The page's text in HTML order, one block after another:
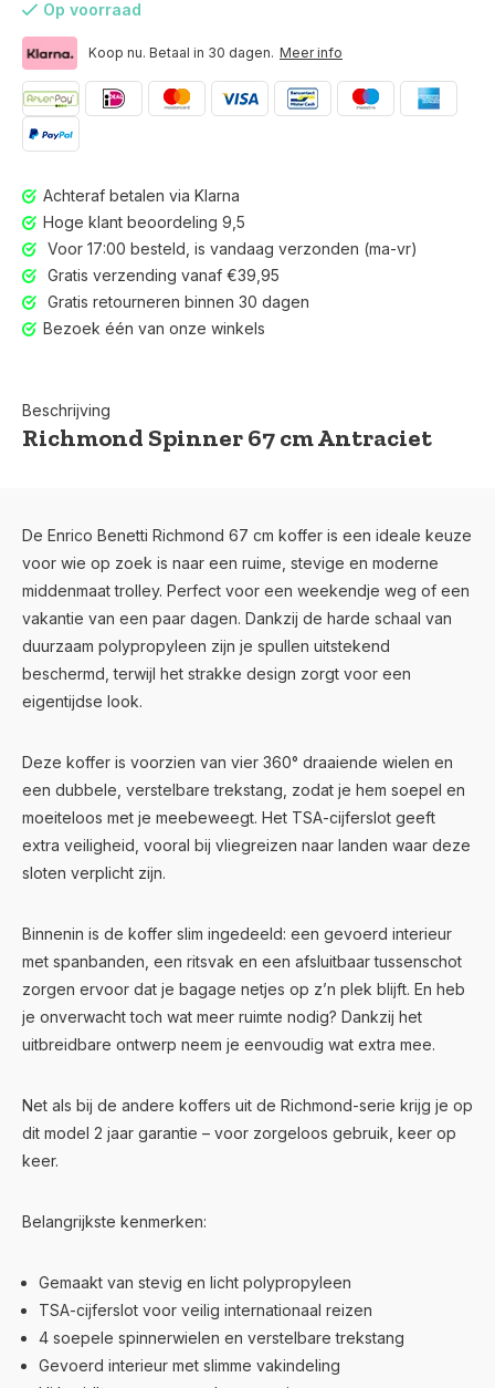
Voor 17:00 besteld, is vandaag verzonden (ma-vr)
Op voorraad
Koop nu. Betaal in 30 dagen. Meer info
Achteraf betalen via Klarna
Hoge klant beoordeling 9,5
Voor 17:00 besteld, is vandaag verzonden (ma-vr)
Gratis verzending vanaf €39,95
Gratis retourneren binnen 30 dagen
Bezoek één van onze winkels
Beschrijving
Richmond Spinner 67 cm Antraciet
De Enrico Benetti Richmond 67 cm koffer is een ideale keuze
voor wie op zoek is naar een ruime, stevige en moderne
middenmaat trolley. Perfect voor een weekendje weg of een
vakantie van een paar dagen. Dankzij de harde schaal van
duurzaam polypropyleen zijn je spullen uitstekend
beschermd, terwijl het strakke design zorgt voor een
eigentijdse look.
Deze koffer is voorzien van vier 360° draaiende wielen en
een dubbele, verstelbare trekstang, zodat je hem soepel en
moeiteloos met je meebeweegt. Het TSA-cijferslot geeft
extra veiligheid, vooral bij vliegreizen naar landen waar deze
sloten verplicht zijn.
Binnenin is de koffer slim ingedeeld: een gevoerd interieur
met spanbanden, een ritsvak en een afsluitbaar tussenschot
zorgen ervoor dat je bagage netjes op z’n plek blijft. En heb
je onverwacht toch wat meer ruimte nodig? Dankzij het
uitbreidbare ontwerp neem je eenvoudig wat extra mee.
Net als bij de andere koffers uit de Richmond-serie krijg je op
dit model 2 jaar garantie – voor zorgeloos gebruik, keer op
keer.
Belangrijkste kenmerken:
Gemaakt van stevig en licht polypropyleen
TSA-cijferslot voor veilig internationaal reizen
4 soepele spinnerwielen en verstelbare trekstang
Gevoerd interieur met slimme vakindeling